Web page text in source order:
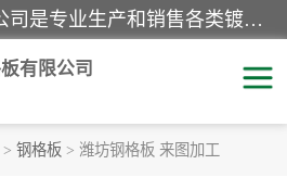
无锡昌鸿钢格板有限公司是专业生产和销售各类镀锌钢格板、镀锌钢格栅、不锈钢钢格及其相关产品的现代化企业。公司产品广泛运用于石油、化工、港口、电力、运输、造纸、医药、钢铁、食品、市政、房地产、制造业等各个领域。
有限公司
> 钢格板 > 潍坊钢格板 来图加工